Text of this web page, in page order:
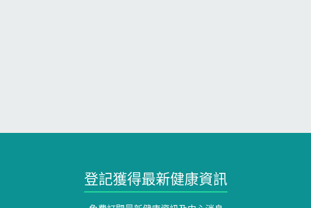
登記獲得最新健康資訊